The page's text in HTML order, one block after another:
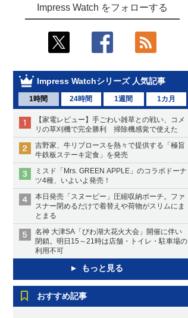
Impress Watch をフォローする
Impress Watchシリーズ 人気記事
1時間 24時間 1週間 1カ月
【家電レビュー】手ごわい雑草との戦い、コメ
リの草刈機で完全勝利 掃除機感覚で使えた
吉野家、牛リブロースを熱々で提供する「極旨
牛鉄板ステーキ定食」を発売
ミスド「Mrs. GREEN APPLE」のコラボドーナ
ツ4種、いよいよ発売！
本日発売「スヌーピー」圧縮収納ポーチ。ファ
スナー閉めるだけで着替えや荷物がスリムにま
とまる
名神 大津SA「びわ湖大花火大会」開催に伴い
閉鎖。明日15～21時は店舗・トイレ・駐車場の
利用不可
もっと見る
おすすめ記事